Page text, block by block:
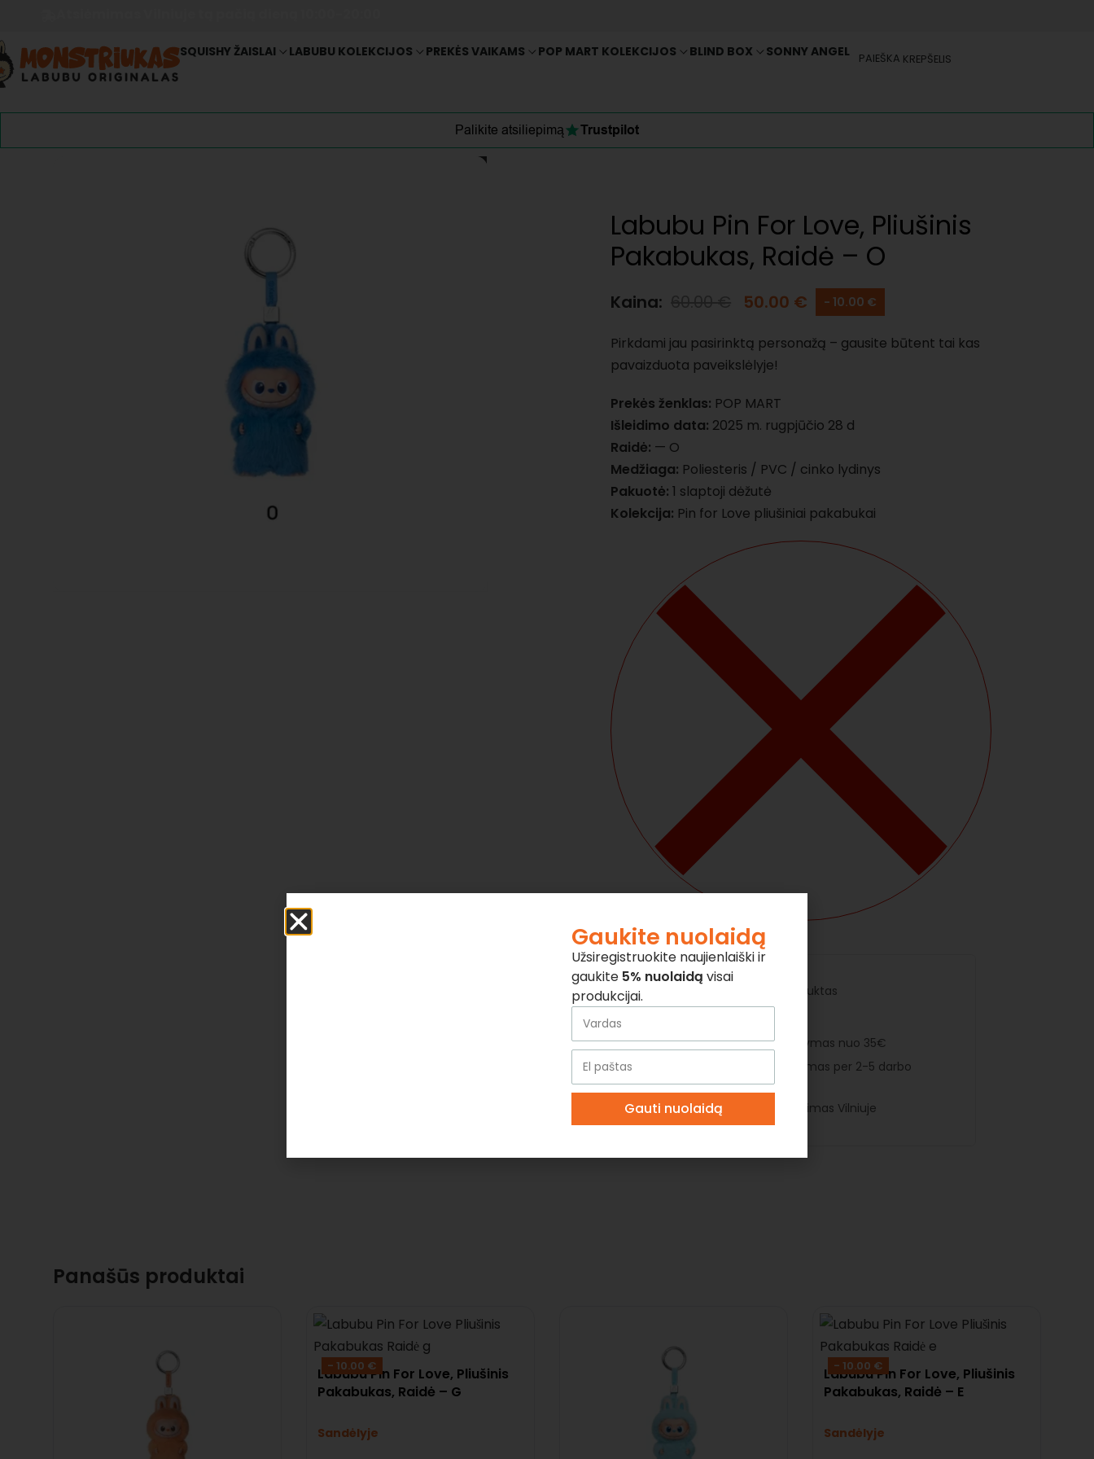
SQUISHY ŽAISLAI LABUBU KOLEKCIJOS PREKĖS VAIKAMS POP MART KOLEKCIJOS BLIND BOX SONNY ANGEL PAIEŠKA KREPŠELIS
Palikite atsiliepimą Trustpilot
Labubu Pin For Love, Pliušinis
Pakabukas, Raidė – O
Kaina: 50.00 € - 10.00 €
Pirkdami jau pasirinktą personažą – gausite būtent tai kas
pavaizduota paveikslėlyje!
Prekės ženklas: POP MART
Išleidimo data: 2025 m. rugpjūčio 28 d
Raidė: — O
Medžiaga: Poliesteris / PVC / cinko lydinys
Pakuotė: 1 slaptoji dėžutė
Kolekcija: Pin for Love pliušiniai pakabukai
NETURIME
100% Originalus produktas
Nemokamas pristatymas nuo 35€
Standartinis pristatymas per 2-5 darbo
dienas
Nemokamas atsiėmimas Vilniuje
Panašūs produktai
- 10.00 €
Labubu Pin For Love, Pliušinis
Pakabukas, Raidė – G
Sandėlyje
- 10.00 €
Labubu Pin For Love, Pliušinis
Pakabukas, Raidė – E
Sandėlyje
Gaukite nuolaidą
Užsiregistruokite naujienlaiški ir
gaukite 5% nuolaidą visai
produkcijai.
Gauti nuolaidą